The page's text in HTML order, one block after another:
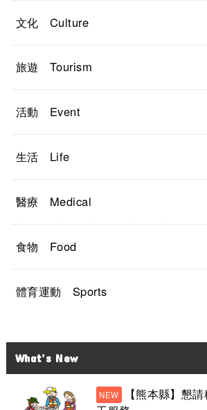
文化 Culture
旅遊 Tourism
活動 Event
生活 Life
醫療 Medical
食物 Food
體育運動 Sports
What’s New
【熊本縣】懇